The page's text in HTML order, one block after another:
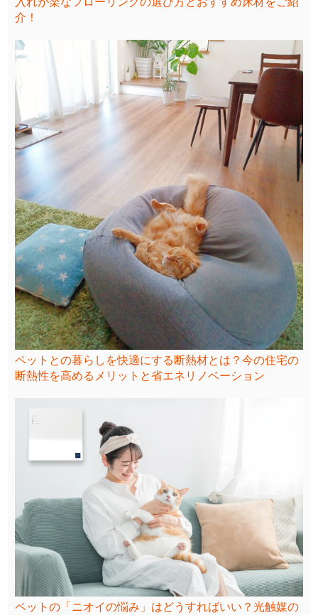
介！
ペットとの暮らしを快適にする断熱材とは？今の住宅の
断熱性を高めるメリットと省エネリノベーション
ペットの「ニオイの悩み」はどうすればいい？光触媒の